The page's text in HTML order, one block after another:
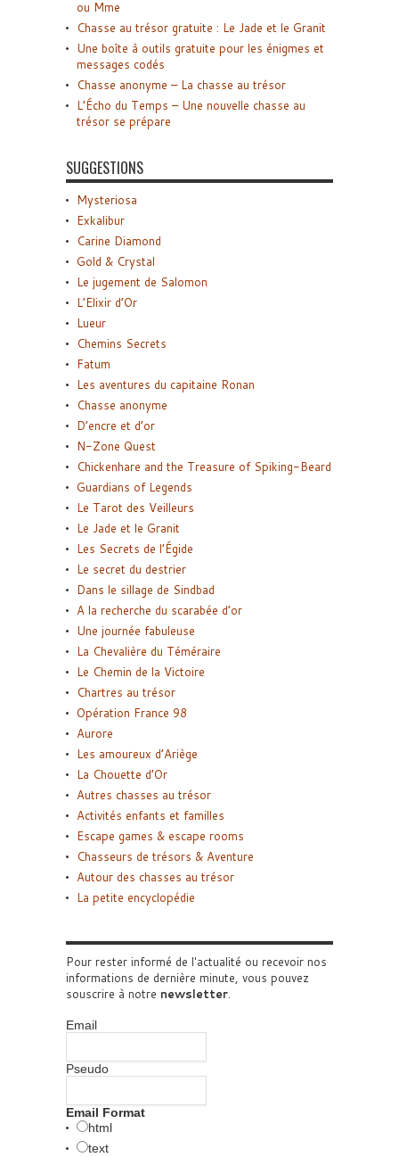
ou Mme
Chasse au trésor gratuite : Le Jade et le Granit
Une boîte à outils gratuite pour les énigmes et
messages codés
Chasse anonyme – La chasse au trésor
L’Écho du Temps – Une nouvelle chasse au
trésor se prépare
SUGGESTIONS
Mysteriosa
Exkalibur
Carine Diamond
Gold & Crystal
Le jugement de Salomon
L’Elixir d’Or
Lueur
Chemins Secrets
Fatum
Les aventures du capitaine Ronan
Chasse anonyme
D’encre et d’or
N-Zone Quest
Chickenhare and the Treasure of Spiking-Beard
Guardians of Legends
Le Tarot des Veilleurs
Le Jade et le Granit
Les Secrets de l’Égide
Le secret du destrier
Dans le sillage de Sindbad
A la recherche du scarabée d’or
Une journée fabuleuse
La Chevalière du Téméraire
Le Chemin de la Victoire
Chartres au trésor
Opération France 98
Aurore
Les amoureux d’Ariège
La Chouette d’Or
Autres chasses au trésor
Activités enfants et familles
Escape games & escape rooms
Chasseurs de trésors & Aventure
Autour des chasses au trésor
La petite encyclopédie
Pour rester informé de l'actualité ou recevoir nos
informations de dernière minute, vous pouvez
souscrire à notre newsletter.
Email
Pseudo
Email Format
html
text